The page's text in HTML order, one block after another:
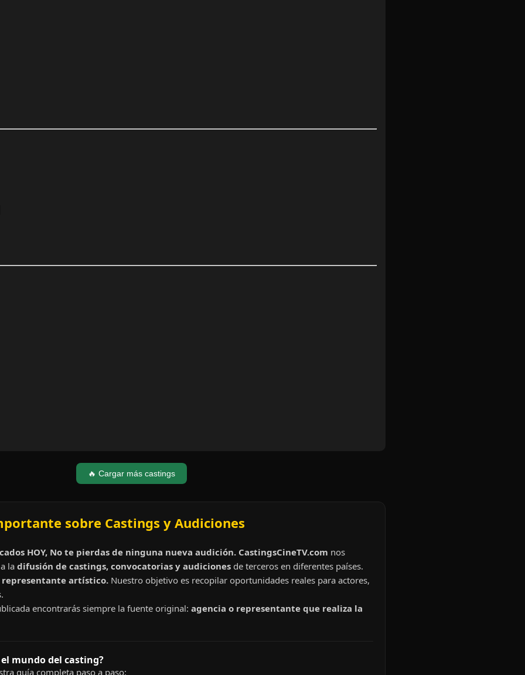
🔥 Cargar más castings
sobre Castings y Audiciones
HOY, No te pierdas de ninguna nueva audición. CastingsCineTV.com nos
la difusión de castings, convocatorias y audiciones de terceros en diferentes países.
representante artístico. Nuestro objetivo es recopilar oportunidades reales para actores,
encontrarás siempre la fuente original: agencia o representante que realiza la
el mundo del casting?
guía completa paso a paso: